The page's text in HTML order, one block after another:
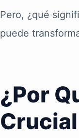
Pero, ¿qué
puede
¿Por